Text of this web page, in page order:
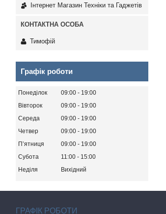
Інтернет Магазин Техніки та Гаджетів
Тимофій
Графік роботи
Понеділок 09:00
19:00
Вівторок
09:00
19:00
Середа
09:00
19:00
Четвер
09:00
19:00
Пʼятниця
09:00
19:00
Субота
11:00
15:00
Неділя
Вихідний
ГРАФІК РОБОТИ